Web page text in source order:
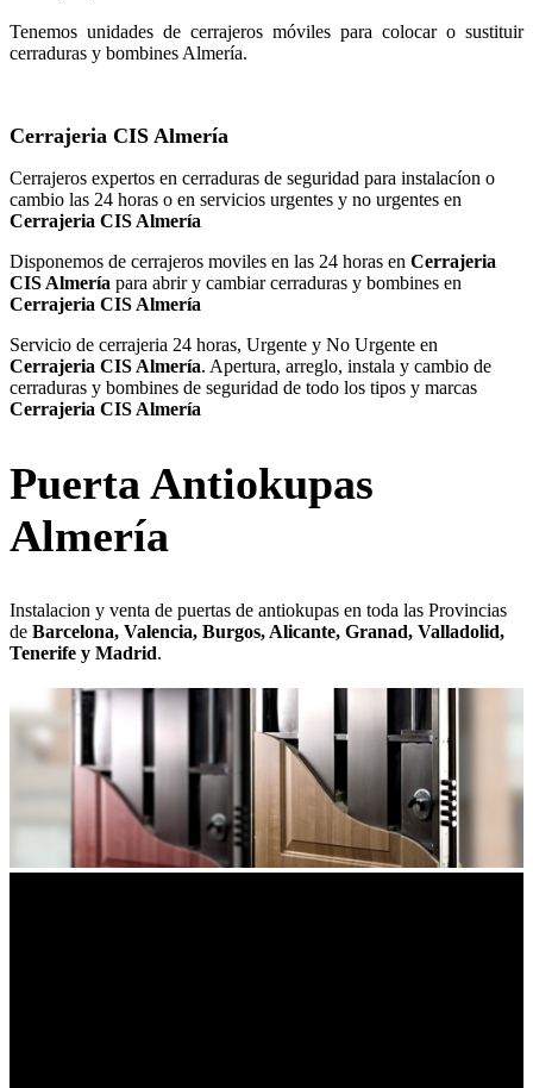
Tenemos unidades de cerrajeros móviles para colocar o sustituir
cerraduras y bombines Almería.
Cerrajeria CIS Almería
Cerrajeros expertos en cerraduras de seguridad para instalacíon o
cambio las 24 horas o en servicios urgentes y no urgentes en
Cerrajeria CIS Almería
Disponemos de cerrajeros moviles en las 24 horas en Cerrajeria
CIS Almería para abrir y cambiar cerraduras y bombines en
Cerrajeria CIS Almería
Servicio de cerrajeria 24 horas, Urgente y No Urgente en
Cerrajeria CIS Almería. Apertura, arreglo, instala y cambio de
cerraduras y bombines de seguridad de todo los tipos y marcas
Cerrajeria CIS Almería
Puerta Antiokupas
Almería
Instalacion y venta de puertas de antiokupas en toda las Provincias
de Barcelona, Valencia, Burgos, Alicante, Granad, Valladolid,
Tenerife y Madrid.